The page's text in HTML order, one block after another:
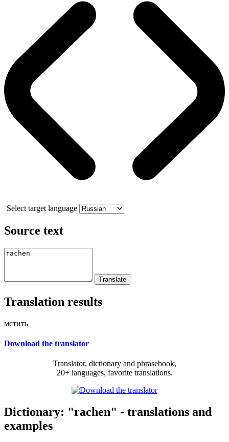
Select target language
Source text
Translation results
мстить
Download the translator
Translator, dictionary and phrasebook,
20+ languages, favorite translations.
Dictionary: "rachen" - translations and
examples